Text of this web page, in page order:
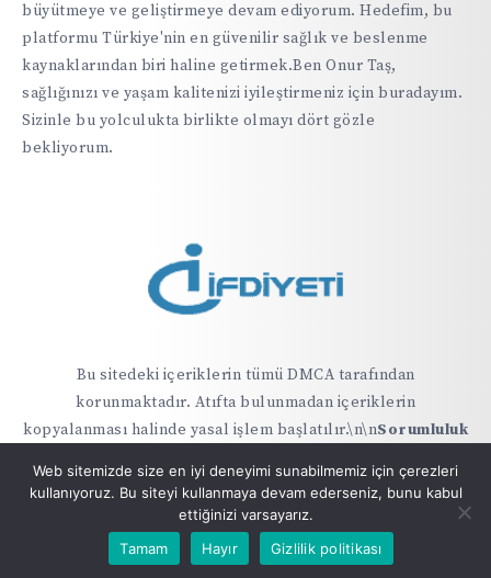
büyütmeye ve geliştirmeye devam ediyorum. Hedefim, bu
platformu Türkiye'nin en güvenilir sağlık ve beslenme
kaynaklarından biri haline getirmek.Ben Onur Taş,
sağlığınızı ve yaşam kalitenizi iyileştirmeniz için buradayım.
Sizinle bu yolculukta birlikte olmayı dört gözle
bekliyorum.
Bu sitedeki içeriklerin tümü DMCA tarafından
korunmaktadır. Atıfta bulunmadan içeriklerin
kopyalanması halinde yasal işlem başlatılır.\n\nSorumluluk
veya alternatif tıp kapsamında teşhis ve tedavi yerine
geçmez
Web sitemizde size en iyi deneyimi sunabilmemiz için çerezleri
kullanıyoruz. Bu siteyi kullanmaya devam ederseniz, bunu kabul
ettiğinizi varsayarız.
Tamam
Hayır Gizlilik politikası